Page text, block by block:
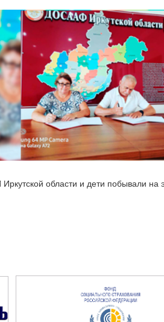
области и дети побывали